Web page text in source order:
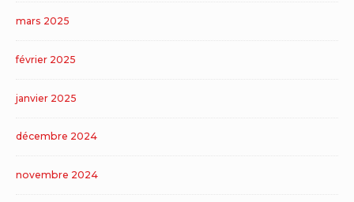
mars 2025
février 2025
janvier 2025
décembre 2024
novembre 2024